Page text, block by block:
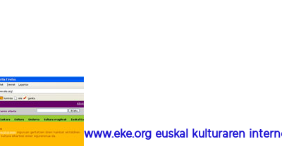
www.eke.org euskal kulturaren